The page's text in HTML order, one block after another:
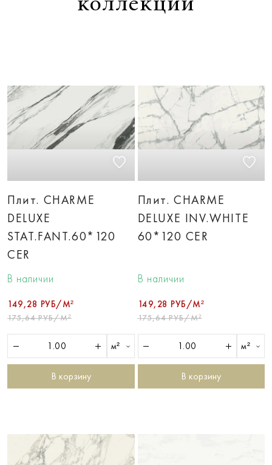
Плит. CHARME
DELUXE
STAT.FANT.60*120
CER
В наличии
149,28 РУБ/М²
175,64 РУБ/М²
м²
В корзину
Плит. CHARME
DELUXE INV.WHITE
60*120 CER
В наличии
149,28 РУБ/М²
175,64 РУБ/М²
м²
В корзину